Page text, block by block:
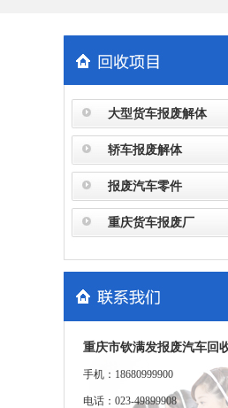
大型货车报废解体
轿车报废解体
报废汽车零件
重庆货车报废厂
重庆市钦满发报废汽车回
手机：18680999900
电话：023-49899908